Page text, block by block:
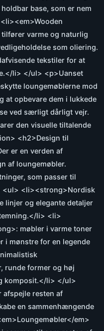
base, som er nem
varme og naturlig
som oliering.
tekstiler for at
li> </ul> <p>Uanset
loungemøblerne mod
opbevare dem i lukkede
ved særligt dårligt vejr.
den visuelle tiltalende
<h2>Design til
er en verden af
af loungemøbler.
som passer til
<ul> <li><strong>Nordisk
linjer og elegante detaljer
li> <li>
møbler i varme toner
i mønstre for en legende
runde former og høj
komposit.</li> </ul>
afspejle resten af
en sammenhængende
em>